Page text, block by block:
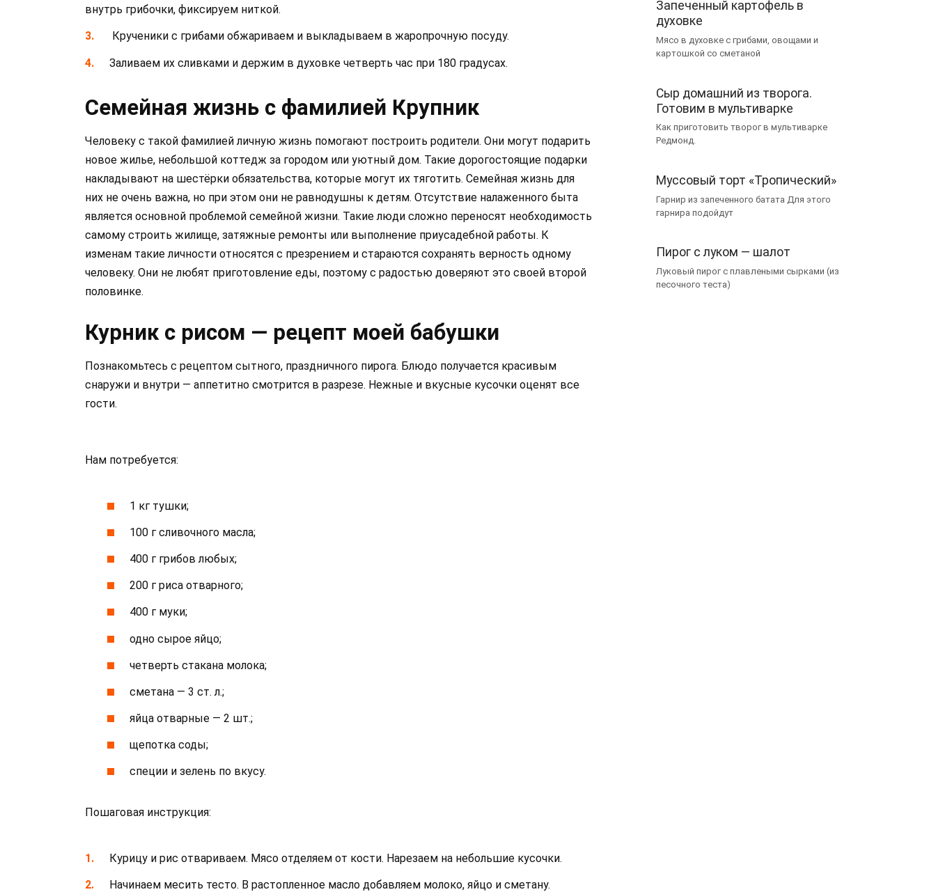
внутрь грибочки, фиксируем ниткой.
Крученики с грибами обжариваем и выкладываем в жаропрочную посуду.
Заливаем их сливками и держим в духовке четверть час при 180 градусах.
Семейная жизнь с фамилией Крупник
Человеку с такой фамилией личную жизнь помогают построить родители. Они могут подарить
новое жилье, небольшой коттедж за городом или уютный дом. Такие дорогостоящие подарки
накладывают на шестёрки обязательства, которые могут их тяготить. Семейная жизнь для
них не очень важна, но при этом они не равнодушны к детям. Отсутствие налаженного быта
является основной проблемой семейной жизни. Такие люди сложно переносят необходимость
самому строить жилище, затяжные ремонты или выполнение приусадебной работы. К
изменам такие личности относятся с презрением и стараются сохранять верность одному
человеку. Они не любят приготовление еды, поэтому с радостью доверяют это своей второй
половинке.
Курник с рисом — рецепт моей бабушки
Познакомьтесь с рецептом сытного, праздничного пирога. Блюдо получается красивым
снаружи и внутри — аппетитно смотрится в разрезе. Нежные и вкусные кусочки оценят все
гости.
Нам потребуется:
1 кг тушки;
100 г сливочного масла;
400 г грибов любых;
200 г риса отварного;
400 г муки;
одно сырое яйцо;
четверть стакана молока;
сметана — 3 ст. л.;
яйца отварные — 2 шт.;
щепотка соды;
специи и зелень по вкусу.
Пошаговая инструкция:
Курицу и рис отвариваем. Мясо отделяем от кости. Нарезаем на небольшие кусочки.
Начинаем месить тесто. В растопленное масло добавляем молоко, яйцо и сметану.
Запеченный картофель в
духовке
Мясо в духовке с грибами, овощами и
картошкой со сметаной
Сыр домашний из творога.
Готовим в мультиварке
Как приготовить творог в мультиварке
Редмонд.
Муссовый торт «Тропический»
Гарнир из запеченного батата Для этого
гарнира подойдут
Пирог с луком — шалот
Луковый пирог с плавлеными сырками (из
песочного теста)